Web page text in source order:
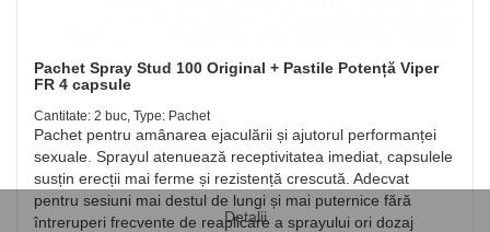
Detalii
Pachet Spray Stud 100 Original + Pastile Potență Viper
FR 4 capsule
Cantitate: 2 buc, Type: Pachet
Pachet pentru amânarea ejaculării și ajutorul performanței
sexuale. Sprayul atenuează receptivitatea imediat, capsulele
susțin erecții mai ferme și rezistență crescută. Adecvat
pentru sesiuni mai destul de lungi și mai puternice fără
întreruperi frecvente de reaplicare a sprayului ori dozaj